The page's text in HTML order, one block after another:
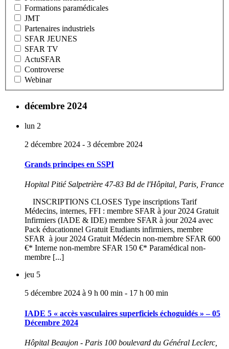
Formations paramédicales
JMT
Partenaires industriels
SFAR JEUNES
SFAR TV
ActuSFAR
Controverse
Webinar
décembre 2024
lun 2
2 décembre 2024 - 3 décembre 2024
Grands principes en SSPI
Hopital Pitié Salpetrière 47-83 Bd de l'Hôpital, Paris, France
INSCRIPTIONS CLOSES Type inscriptions Tarif
Médecins, internes, FFI : membre SFAR à jour 2024 Gratuit
Infirmiers (IADE & IDE) membre SFAR à jour 2024 avec
Pack éducationnel Gratuit Etudiants infirmiers, membre
SFAR à jour 2024 Gratuit Médecin non-membre SFAR 600
€* Interne non-membre SFAR 150 €* Paramédical non-
membre [...]
jeu 5
5 décembre 2024 à 9 h 00 min - 17 h 00 min
IADE 5 « accès vasculaires superficiels échoguidés » – 05
Décembre 2024
Hôpital Beaujon - Paris 100 boulevard du Général Leclerc,